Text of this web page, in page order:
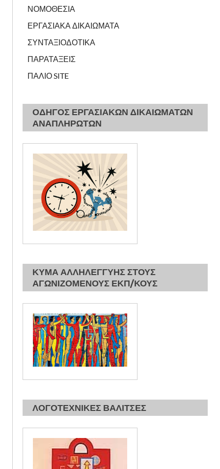
ΝΟΜΟΘΕΣΙΑ
ΕΡΓΑΣΙΑΚΑ ΔΙΚΑΙΩΜΑΤΑ
ΣΥΝΤΑΞΙΟΔΟΤΙΚΑ
ΠΑΡΑΤΑΞΕΙΣ
ΠΑΛΙΟ SITE
ΟΔΗΓΟΣ ΕΡΓΑΣΙΑΚΩΝ ΔΙΚΑΙΩΜΑΤΩΝ
ΑΝΑΠΛΗΡΩΤΩΝ
ΚΥΜΑ ΑΛΛΗΛΕΓΓΥΗΣ ΣΤΟΥΣ
ΑΓΩΝΙΖΟΜΕΝΟΥΣ ΕΚΠ/ΚΟΥΣ
ΛΟΓΟΤΕΧΝΙΚΕΣ ΒΑΛΙΤΣΕΣ